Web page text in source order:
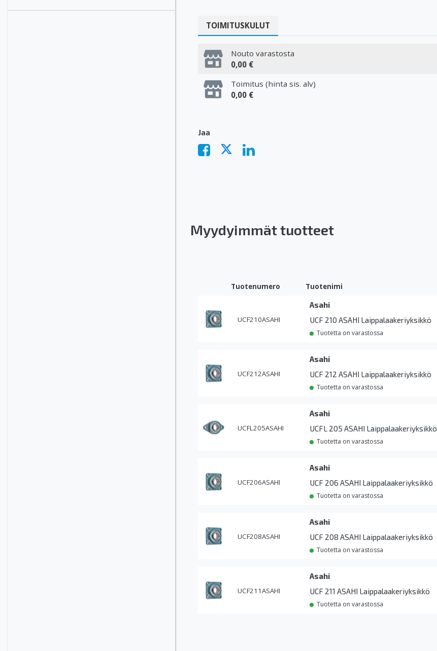
TOIMITUSKULUT
Nouto varastosta
0,00 €
Toimitus (hinta sis. alv)
0,00 €
Jaa
Myydyimmät tuotteet
Tuotenumero Tuotenimi
UCF210ASAHI
Asahi
UCF 210 ASAHI Laippalaakeriyksikkö
Tuotetta on varastossa
UCF212ASAHI
Asahi
UCF 212 ASAHI Laippalaakeriyksikkö
Tuotetta on varastossa
UCFL205ASAHI
Asahi
UCFL 205 ASAHI Laippalaakeriyksikkö
Tuotetta on varastossa
UCF206ASAHI
Asahi
UCF 206 ASAHI Laippalaakeriyksikkö
Tuotetta on varastossa
UCF208ASAHI
Asahi
UCF 208 ASAHI Laippalaakeriyksikkö
Tuotetta on varastossa
UCF211ASAHI
Asahi
UCF 211 ASAHI Laippalaakeriyksikkö
Tuotetta on varastossa